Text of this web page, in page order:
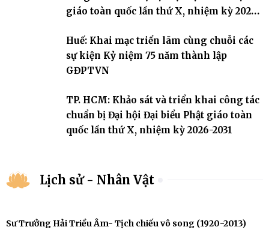
giáo toàn quốc lần thứ X, nhiệm kỳ 2026-
Huế: Khai mạc triển lãm cùng chuỗi các
sự kiện Kỷ niệm 75 năm thành lập
GĐPTVN
TP. HCM: Khảo sát và triển khai công tác
chuẩn bị Đại hội Đại biểu Phật giáo toàn
quốc lần thứ X, nhiệm kỳ 2026-2031
Lịch sử - Nhân Vật
Sư Trưởng Hải Triều Âm- Tịch chiếu vô song (1920-2013)